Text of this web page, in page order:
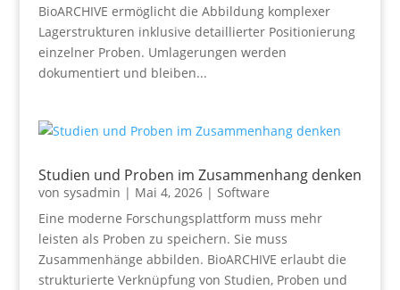
BioARCHIVE ermöglicht die Abbildung komplexer
Lagerstrukturen inklusive detaillierter Positionierung
einzelner Proben. Umlagerungen werden
dokumentiert und bleiben...
Studien und Proben im Zusammenhang denken
von sysadmin | Mai 4, 2026| Software
Eine moderne Forschungsplattform muss mehr
leisten als Proben zu speichern. Sie muss
Zusammenhänge abbilden. BioARCHIVE erlaubt die
strukturierte Verknüpfung von Studien, Proben und